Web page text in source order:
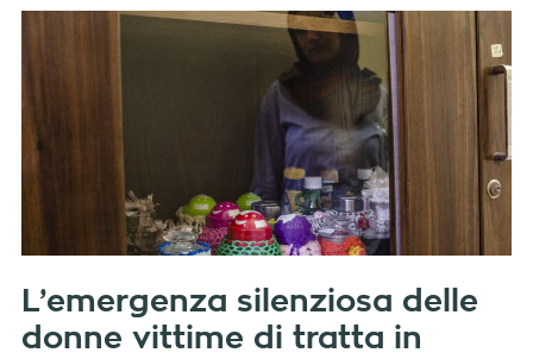
L’emergenza silenziosa delle
donne vittime di tratta in